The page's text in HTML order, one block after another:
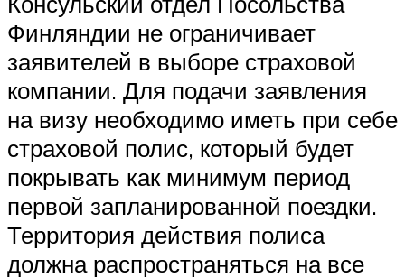
Финляндии не ограничивает
заявителей в выборе страховой
компании. Для подачи заявления
на визу необходимо иметь при себе
страховой полис, который будет
покрывать как минимум период
первой запланированной поездки.
Территория действия полиса
должна распространяться на все